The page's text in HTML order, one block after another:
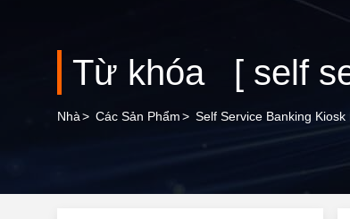
Nhà> Các Sản Phẩm> Self Service Banking